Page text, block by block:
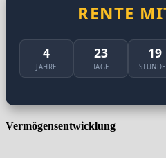
RENTE
4
JAHRE
23
TAGE
19
Vermögensentwicklung